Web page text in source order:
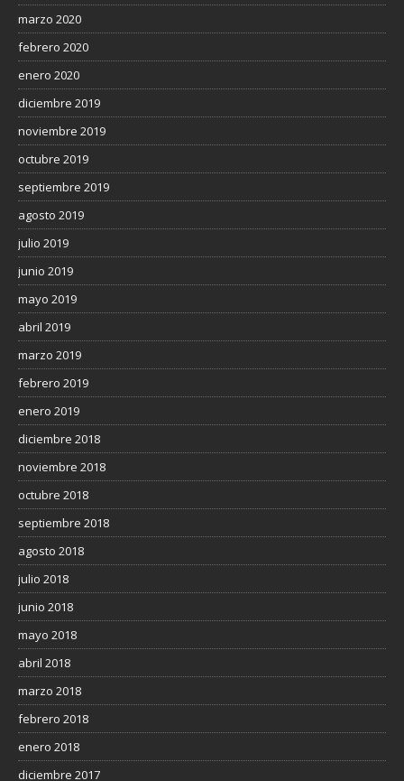
marzo 2020
febrero 2020
enero 2020
diciembre 2019
noviembre 2019
octubre 2019
septiembre 2019
agosto 2019
julio 2019
junio 2019
mayo 2019
abril 2019
marzo 2019
febrero 2019
enero 2019
diciembre 2018
noviembre 2018
octubre 2018
septiembre 2018
agosto 2018
julio 2018
junio 2018
mayo 2018
abril 2018
marzo 2018
febrero 2018
enero 2018
diciembre 2017